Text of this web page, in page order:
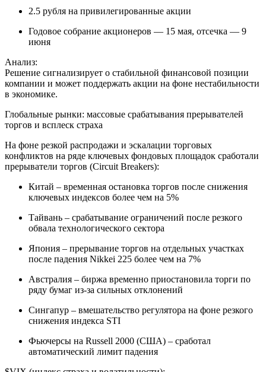
2.5 рубля на привилегированные акции
Годовое собрание акционеров — 15 мая, отсечка — 9
июня
Анализ:
Решение сигнализирует о стабильной финансовой позиции
компании и может поддержать акции на фоне нестабильности
в экономике.
Глобальные рынки: массовые срабатывания прерывателей
торгов и всплеск страха
На фоне резкой распродажи и эскалации торговых
конфликтов на ряде ключевых фондовых площадок сработали
прерыватели торгов (Circuit Breakers):
Китай – временная остановка торгов после снижения
ключевых индексов более чем на 5%
Тайвань – срабатывание ограничений после резкого
обвала технологического сектора
Япония – прерывание торгов на отдельных участках
после падения Nikkei 225 более чем на 7%
Австралия – биржа временно приостановила торги по
ряду бумаг из-за сильных отклонений
Сингапур – вмешательство регулятора на фоне резкого
снижения индекса STI
Фьючерсы на Russell 2000 (США) – сработал
автоматический лимит падения